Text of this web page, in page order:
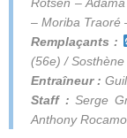
– Moriba Traoré
Remplaçants :
(56e) /
Entraîneur :
Staff : Serge
Anthony